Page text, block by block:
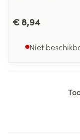
€ 8,94
Niet